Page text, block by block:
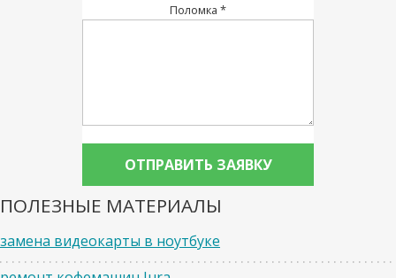
Поломка *
ПОЛЕЗНЫЕ МАТЕРИАЛЫ
замена видеокарты в ноутбуке